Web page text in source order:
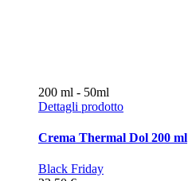
200 ml - 50ml
Dettagli prodotto
Crema Thermal Dol 200 ml
Black Friday